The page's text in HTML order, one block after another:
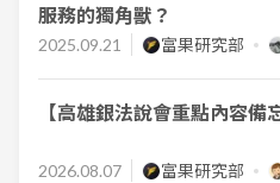
服務的獨角獸？
2025.09.21 富果研究部
【高雄銀法說會重點內容備
2026.08.07 富果研究部